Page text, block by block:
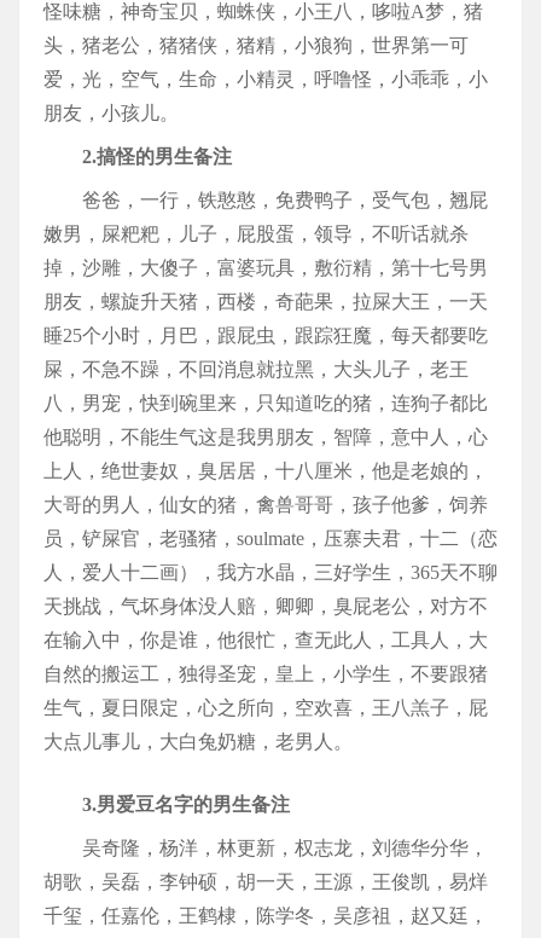
怪味糖，神奇宝贝，蜘蛛侠，小王八，哆啦A梦，猪
头，猪老公，猪猪侠，猪精，小狼狗，世界第一可
爱，光，空气，生命，小精灵，呼噜怪，小乖乖，小
朋友，小孩儿。
2.搞怪的男生备注
爸爸，一行，铁憨憨，免费鸭子，受气包，翘屁
嫩男，屎粑粑，儿子，屁股蛋，领导，不听话就杀
掉，沙雕，大傻子，富婆玩具，敷衍精，第十七号男
朋友，螺旋升天猪，西楼，奇葩果，拉屎大王，一天
睡25个小时，月巴，跟屁虫，跟踪狂魔，每天都要吃
屎，不急不躁，不回消息就拉黑，大头儿子，老王
八，男宠，快到碗里来，只知道吃的猪，连狗子都比
他聪明，不能生气这是我男朋友，智障，意中人，心
上人，绝世妻奴，臭居居，十八厘米，他是老娘的，
大哥的男人，仙女的猪，禽兽哥哥，孩子他爹，饲养
员，铲屎官，老骚猪，soulmate，压寨夫君，十二（恋
人，爱人十二画），我方水晶，三好学生，365天不聊
天挑战，气坏身体没人赔，卿卿，臭屁老公，对方不
在输入中，你是谁，他很忙，查无此人，工具人，大
自然的搬运工，独得圣宠，皇上，小学生，不要跟猪
生气，夏日限定，心之所向，空欢喜，王八羔子，屁
大点儿事儿，大白兔奶糖，老男人。
3.男爱豆名字的男生备注
吴奇隆，杨洋，林更新，权志龙，刘德华分华，
胡歌，吴磊，李钟硕，胡一天，王源，王俊凯，易烊
千玺，任嘉伦，王鹤棣，陈学冬，吴彦祖，赵又廷，